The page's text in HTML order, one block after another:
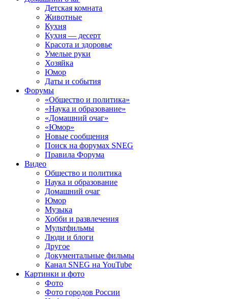
Детская комната
Животные
Кухня
Кухня — десерт
Красота и здоровье
Умелые руки
Хозяйка
Юмор
Даты и события
Форумы
«Общество и политика»
«Наука и образование»
«Домашний очаг»
«Юмор»
Новые сообщения
Поиск на форумах SNEG
Правила Форума
Видео
Общество и политика
Наука и образование
Домашний очаг
Юмор
Музыка
Хобби и развлечения
Мультфильмы
Люди и блоги
Другое
Документальные фильмы
Канал SNEG на YouTube
Картинки и фото
Фото
Фото городов России